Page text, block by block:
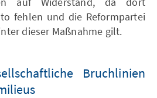
fehlen und die Reformpartei
dieser Maßnahme gilt.
Bruchlinien